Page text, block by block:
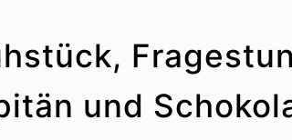
und